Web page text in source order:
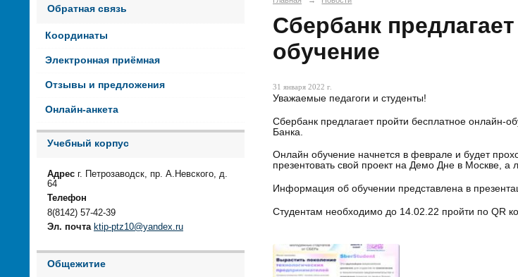
Обратная связь
Координаты
Электронная приёмная
Отзывы и предложения
Онлайн-анкета
Учебный корпус
Адрес г. Петрозаводск, пр. А.Невского, д.
64
Телефон
8(8142) 57-42-39
Эл. почта ktip-ptz10@yandex.ru
Общежитие
Сбербанк
обучение
31 января 2022 г.
Уважаемые педагоги и студенты!
Сбербанк предлагает пройти бесплатное онлайн-
Банка.
Онлайн обучение начнется в феврале и будет
презентовать свой проект на Демо Дне в Москве,
Информация об обучении представлена в
Студентам необходимо до 14.02.22 пройти по QR